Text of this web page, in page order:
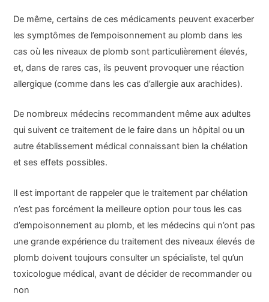
De même, certains de ces médicaments peuvent exacerber
les symptômes de l’empoisonnement au plomb dans les
cas où les niveaux de plomb sont particulièrement élevés,
et, dans de rares cas, ils peuvent provoquer une réaction
allergique (comme dans les cas d’allergie aux arachides).
De nombreux médecins recommandent même aux adultes
qui suivent ce traitement de le faire dans un hôpital ou un
autre établissement médical connaissant bien la chélation
et ses effets possibles.
Il est important de rappeler que le traitement par chélation
n’est pas forcément la meilleure option pour tous les cas
d’empoisonnement au plomb, et les médecins qui n’ont pas
une grande expérience du traitement des niveaux élevés de
plomb doivent toujours consulter un spécialiste, tel qu’un
toxicologue médical, avant de décider de recommander ou
non